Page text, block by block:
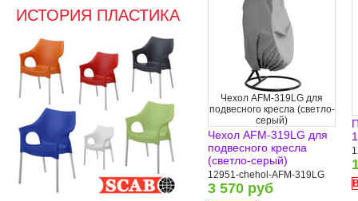
ИСТОРИЯ ПЛАСТИКА
Чехол AFM-319LG для
подвесного кресла (светло-
серый)
Чехол AFM-319LG для
подвесного кресла
(светло-серый)
12951-chehol-AFM-319LG
3 570 руб